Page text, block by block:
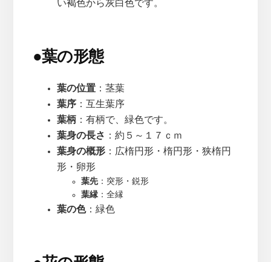
い褐色から灰白色です。
●葉の形態
葉の位置：茎葉
葉序：互生葉序
葉柄 ：有柄で、緑色です。
葉身の長さ ：約５～１７ｃｍ
葉身の概形：広楕円形・楕円形・狭楕円
形・卵形
葉先：突形・鋭形
葉縁：全縁
葉の色：緑色